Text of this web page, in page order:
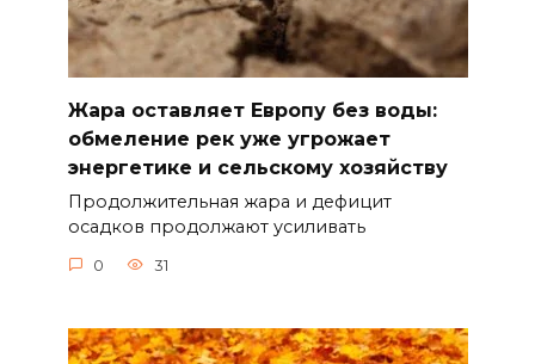
Жара оставляет Европу без воды:
обмеление рек уже угрожает
энергетике и сельскому хозяйству
Продолжительная жара и дефицит
осадков продолжают усиливать
0 31